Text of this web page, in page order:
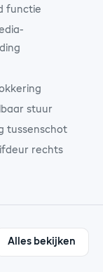
functie
stuur
tussenschot
rechts
Alles bekijken